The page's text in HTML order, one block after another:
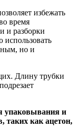
избежать
время
и разборки
использовать
но и
Длину трубки
упаковывания и
таких как ацетон,